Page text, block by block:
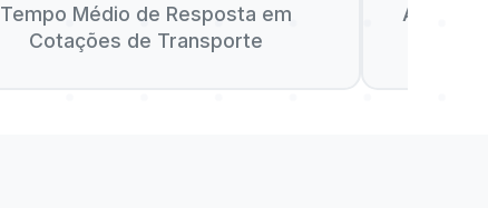
Tempo Médio de Resposta em
Cotações de Transporte
Anos